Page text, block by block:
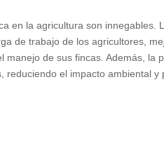
en la agricultura son innegables.
de trabajo de los agricultores,
de sus fincas. Además, la
el impacto ambiental y